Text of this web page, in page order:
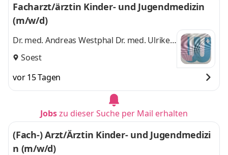
Facharzt/ärztin Kinder- und Jugendmedizin
(m/w/d)
Dr. med. Andreas Westphal Dr. med. Ulrike
Leicht Kinderarztgemeinschaftspraxis
Soest
vor 15 Tagen
Jobszu dieser Suche per Mail erhalten
(Fach-) Arzt/Ärztin Kinder- und Jugendmedizi
n (m/w/d)